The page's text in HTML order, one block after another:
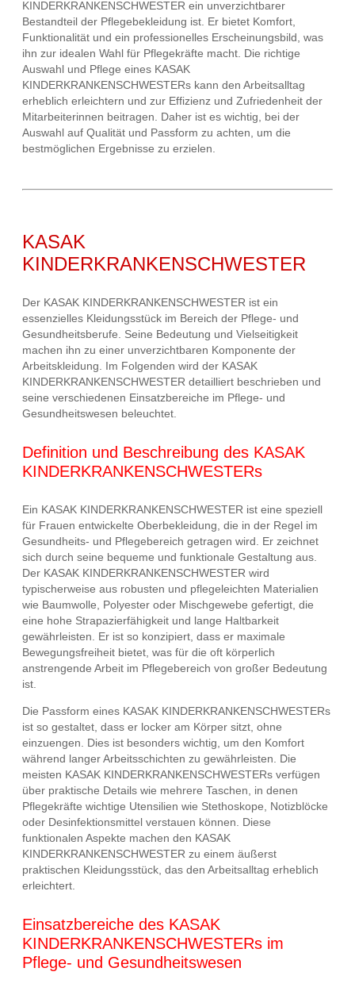
KINDERKRANKENSCHWESTER ein unverzichtbarer
Bestandteil der Pflegebekleidung ist. Er bietet Komfort,
Funktionalität und ein professionelles Erscheinungsbild, was
ihn zur idealen Wahl für Pflegekräfte macht. Die richtige
Auswahl und Pflege eines KASAK
KINDERKRANKENSCHWESTERs kann den Arbeitsalltag
erheblich erleichtern und zur Effizienz und Zufriedenheit der
Mitarbeiterinnen beitragen. Daher ist es wichtig, bei der
Auswahl auf Qualität und Passform zu achten, um die
bestmöglichen Ergebnisse zu erzielen.
KASAK
KINDERKRANKENSCHWESTER
Der KASAK KINDERKRANKENSCHWESTER ist ein
essenzielles Kleidungsstück im Bereich der Pflege- und
Gesundheitsberufe. Seine Bedeutung und Vielseitigkeit
machen ihn zu einer unverzichtbaren Komponente der
Arbeitskleidung. Im Folgenden wird der KASAK
KINDERKRANKENSCHWESTER detailliert beschrieben und
seine verschiedenen Einsatzbereiche im Pflege- und
Gesundheitswesen beleuchtet.
Definition und Beschreibung des KASAK
KINDERKRANKENSCHWESTERs
Ein KASAK KINDERKRANKENSCHWESTER ist eine speziell
für Frauen entwickelte Oberbekleidung, die in der Regel im
Gesundheits- und Pflegebereich getragen wird. Er zeichnet
sich durch seine bequeme und funktionale Gestaltung aus.
Der KASAK KINDERKRANKENSCHWESTER wird
typischerweise aus robusten und pflegeleichten Materialien
wie Baumwolle, Polyester oder Mischgewebe gefertigt, die
eine hohe Strapazierfähigkeit und lange Haltbarkeit
gewährleisten. Er ist so konzipiert, dass er maximale
Bewegungsfreiheit bietet, was für die oft körperlich
anstrengende Arbeit im Pflegebereich von großer Bedeutung
ist.
Die Passform eines KASAK KINDERKRANKENSCHWESTERs
ist so gestaltet, dass er locker am Körper sitzt, ohne
einzuengen. Dies ist besonders wichtig, um den Komfort
während langer Arbeitsschichten zu gewährleisten. Die
meisten KASAK KINDERKRANKENSCHWESTERs verfügen
über praktische Details wie mehrere Taschen, in denen
Pflegekräfte wichtige Utensilien wie Stethoskope, Notizblöcke
oder Desinfektionsmittel verstauen können. Diese
funktionalen Aspekte machen den KASAK
KINDERKRANKENSCHWESTER zu einem äußerst
praktischen Kleidungsstück, das den Arbeitsalltag erheblich
erleichtert.
Einsatzbereiche des KASAK
KINDERKRANKENSCHWESTERs im
Pflege- und Gesundheitswesen